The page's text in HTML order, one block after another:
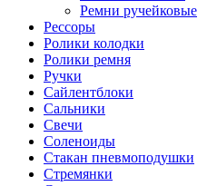
Ремни ручейковые
Рессоры
Ролики колодки
Ролики ремня
Ручки
Сайлентблоки
Сальники
Свечи
Соленоиды
Стакан пневмоподушки
Стремянки